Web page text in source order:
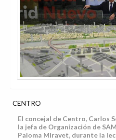
CENTRO
El concejal de Centro, Carlos
la jefa de Organización de
Paloma Miravet, durante la